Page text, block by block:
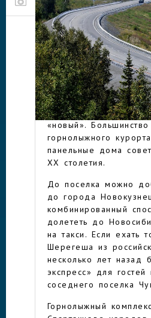
обогатительный
Рабочий поселок
месторождения
своих
традиционной
Сегодня в Шерегеше
дома и
предприятия.
«новый».
горнолыжного
панельные дома
ХХ столетия.
До поселка можно
до города
комбинированный
долететь до
на такси. Если ехать
Шерегеша из
несколько лет
экспресс» для
соседнего поселка
Горнолыжный